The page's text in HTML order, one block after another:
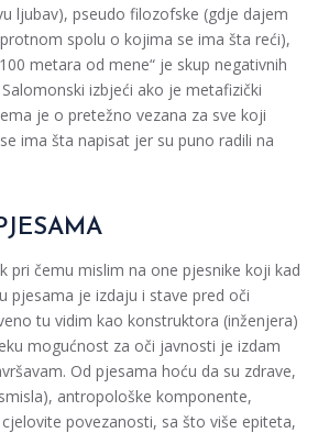
ljubav), pseudo filozofske (gdje dajem
spolu o kojima se ima šta reći),
metara od mene“ je skup negativnih
izbjeći ako je metafizički
je o pretežno vezana za sve koji
ima šta napisat jer su puno radili na
pri čemu mislim na one pjesnike koji kad
pjesama je izdaju i stave pred oči
tu vidim kao konstruktora (inženjera)
mogućnost za oči javnosti je izdam
Od pjesama hoću da su zdrave,
antropološke komponente,
povezanosti, sa što više epiteta,